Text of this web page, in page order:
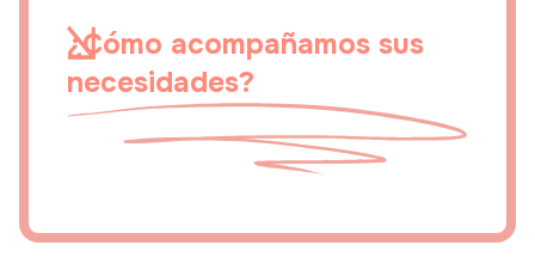
¿Cómo acompañamos sus
necesidades?